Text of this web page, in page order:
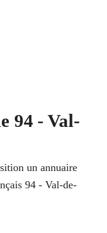
94 - Val-
un annuaire
94 - Val-de-